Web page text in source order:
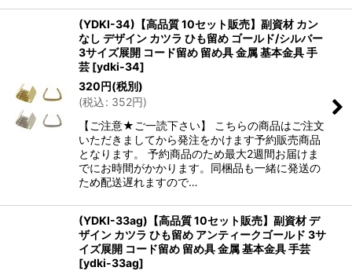
(YDKI-34)【高品質 10セット販売】副資材 カン
なし デザイン カツラ ひも留め ゴールド/シルバー
3サイズ展開 コード留め 留め具 金属 基本金具 手
芸 [ydki-34]
320円(税別)
(税込: 352円)
【ご注意★ご一読下さい】 こちらの商品はご注文
いただきましてから発注をかけます予約販売商品
となります。 予約商品のため最大2週間お届けま
でにお時間がかかります。同梱品も一緒に発送の
ため配送遅れますので…
(YDKI-33ag)【高品質 10セット販売】副資材 デ
ザイン カツラ ひも留め アンティークゴールド 3サ
イズ展開 コード留め 留め具 金属 基本金具 手芸
[ydki-33ag]